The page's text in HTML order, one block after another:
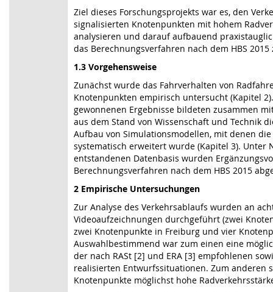
Ziel dieses Forschungsprojekts war es, den
signalisierten Knotenpunkten mit hohem
analysieren und darauf aufbauend
das Berechnungsverfahren nach dem HBS
1.3 Vorgehensweise
Zunächst wurde das Fahrverhalten von
Knotenpunkten empirisch untersucht (Kapitel
gewonnenen Ergebnisse bildeten zusammen
aus dem Stand von Wissenschaft und Technik
Aufbau von Simulationsmodellen, mit denen
systematisch erweitert wurde (Kapitel 3). Unter
entstandenen Datenbasis wurden
Berechnungsverfahren nach dem HBS 2015
2 Empirische Untersuchungen
Zur Analyse des Verkehrsablaufs wurden an
Videoaufzeichnungen durchgeführt (zwei
zwei Knotenpunkte in Freiburg und vier
Auswahlbestimmend war zum einen eine
der nach RASt [2] und ERA [3] empfohlenen
realisierten Entwurfssituationen. Zum anderen
Knotenpunkte möglichst hohe